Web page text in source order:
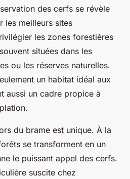
des cerfs se révèle
les meilleurs sites
les zones forestières
situées dans les
ou les réserves naturelles.
un habitat idéal aux
aussi un cadre propice à
du brame est unique. À la
se transforment en un
le puissant appel des cerfs.
suscite chez